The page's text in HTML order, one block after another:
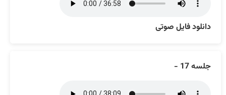
دانلود فایل صوتی
جلسه 17 -